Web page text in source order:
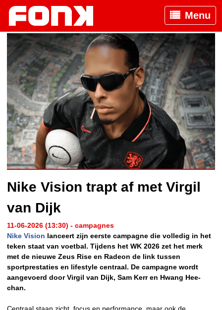
Menu
Nike Vision trapt af met Virgil
van Dijk
11-06-2026 (13:30) - campagnes
Nike Vision lanceert zijn eerste campagne die volledig in het
teken staat van voetbal. Tijdens het WK 2026 zet het merk
met de nieuwe Zeus Rise en Radeon de link tussen
sportprestaties en lifestyle centraal. De campagne wordt
aangevoerd door Virgil van Dijk, Sam Kerr en Hwang Hee-
chan.